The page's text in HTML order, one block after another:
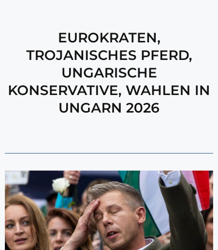
EUROKRATEN,
TROJANISCHES PFERD,
UNGARISCHE
KONSERVATIVE, WAHLEN IN
UNGARN 2026